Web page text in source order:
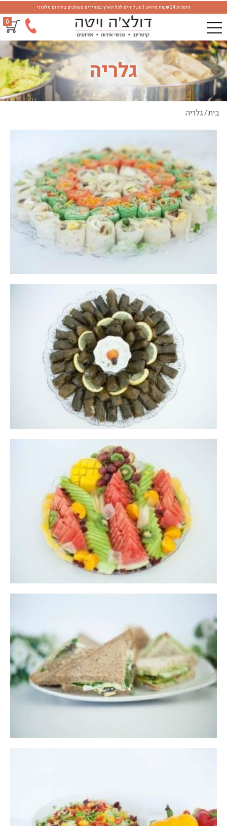
הזמנות 24 שעות מראש | משלוחים לכל הארץ במחירים משתנים בתיאום טלפוני
0
גלריה
בית/גלריה